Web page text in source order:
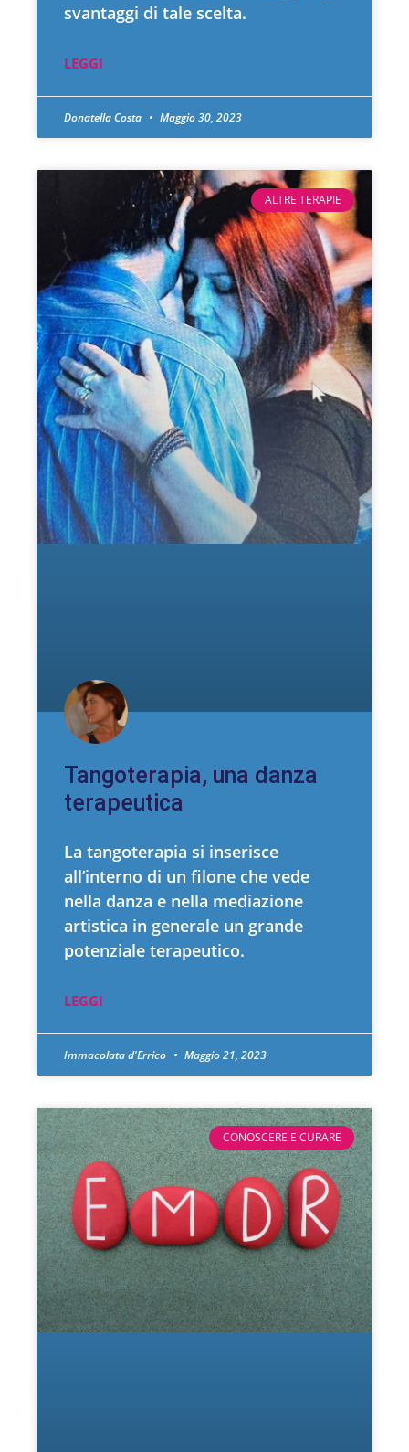
svantaggi di tale scelta.
LEGGI
Donatella Costa Maggio 30, 2023
ALTRE TERAPIE
Tangoterapia, una danza
terapeutica
La tangoterapia si inserisce
all’interno di un filone che vede
nella danza e nella mediazione
artistica in generale un grande
potenziale terapeutico.
LEGGI
Immacolata d'Errico Maggio 21, 2023
CONOSCERE E CURARE